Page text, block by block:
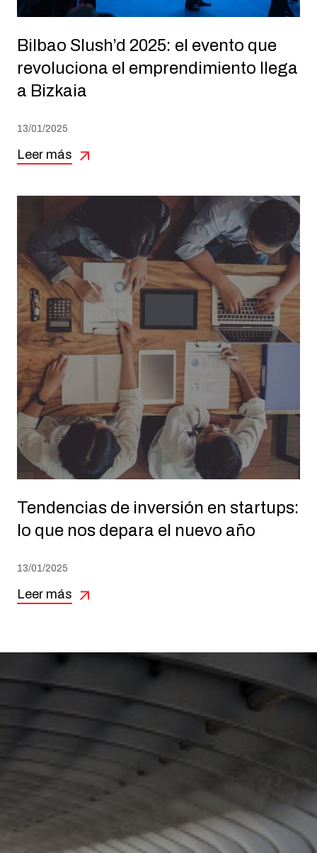
Bilbao Slush’d 2025: el evento que
revoluciona el emprendimiento llega
a Bizkaia
13/01/2025
Leer más
Tendencias de inversión en startups:
lo que nos depara el nuevo año
13/01/2025
Leer más